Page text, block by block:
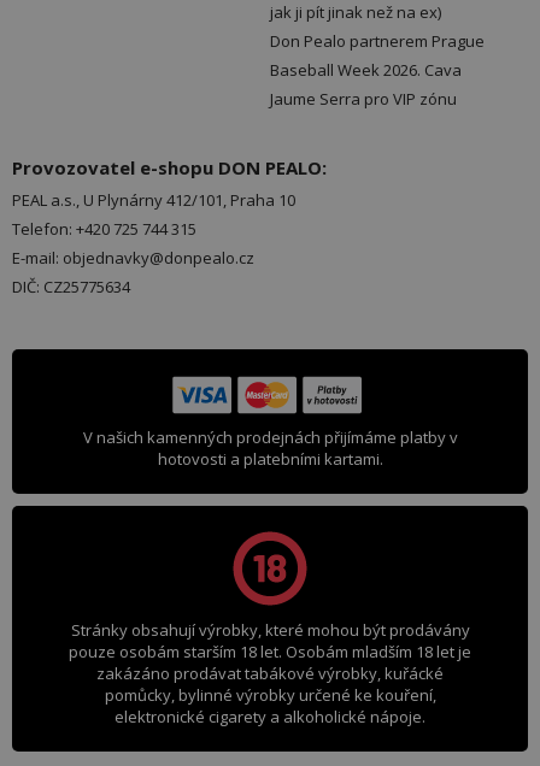
jak ji pít jinak než na ex)
Don Pealo partnerem Prague
Baseball Week 2026. Cava
Jaume Serra pro VIP zónu
Provozovatel e-shopu DON PEALO:
PEAL a.s., U Plynárny 412/101, Praha 10
Telefon: +420 725 744 315
E-mail: objednavky@donpealo.cz
DIČ: CZ25775634
V našich kamenných prodejnách přijímáme platby v
hotovosti a platebními kartami.
Stránky obsahují výrobky, které mohou být prodávány
pouze osobám starším 18 let. Osobám mladším 18 let je
zakázáno prodávat tabákové výrobky, kuřácké
pomůcky, bylinné výrobky určené ke kouření,
elektronické cigarety a alkoholické nápoje.